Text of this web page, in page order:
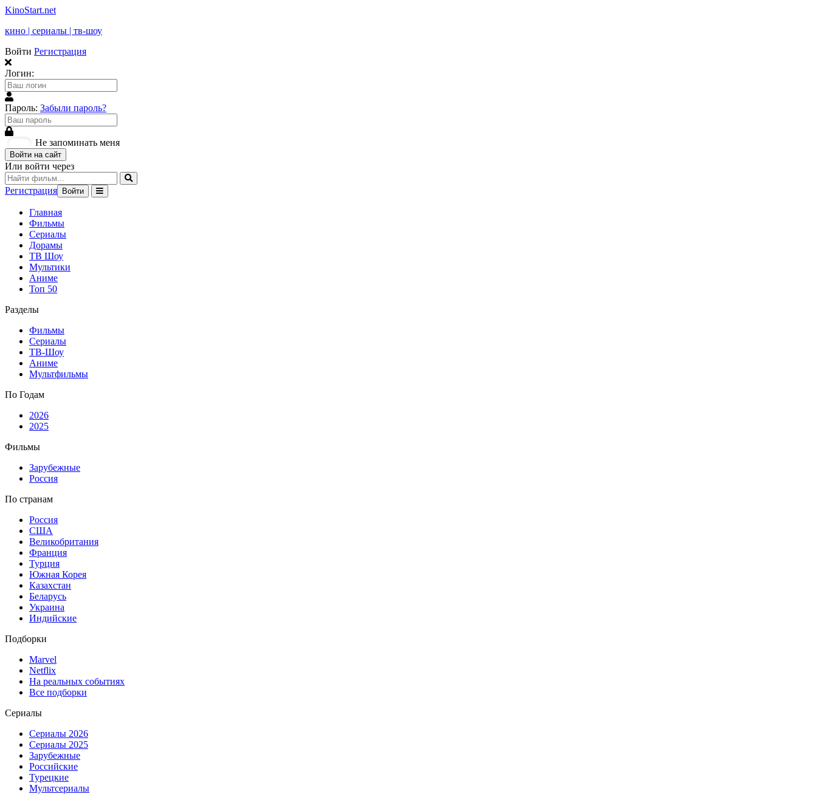
KinoStart.net
кино | сериалы | тв-шоу
Войти Регистрация
Логин:
Пароль: Забыли пароль?
Не запоминать меня
Войти на сайт
Или войти через
Регистрация Войти
Главная
Фильмы
Сериалы
Дорамы
ТВ Шоу
Мультики
Аниме
Топ 50
Разделы
Фильмы
Сериалы
ТВ-Шоу
Аниме
Мультфильмы
По Годам
2026
2025
Фильмы
Зарубежные
Россия
По странам
Россия
США
Великобритания
Франция
Турция
Южная Корея
Казахстан
Беларусь
Украина
Индийские
Подборки
Marvel
Netflix
На реальных событиях
Все подборки
Сериалы
Сериалы 2026
Сериалы 2025
Зарубежные
Российские
Турецкие
Мультсериалы